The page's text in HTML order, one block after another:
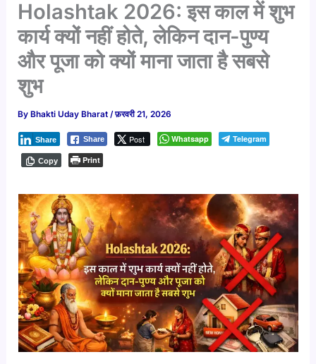
Holashtak 2026: इस काल में शुभ
कार्य क्यों नहीं होते, लेकिन दान-पुण्य
और पूजा को क्यों माना जाता है सबसे
शुभ
By Bhakti Uday Bharat/फ़रवरी 21, 2026
Share Post
Share Whatsapp Telegram
Copy Print